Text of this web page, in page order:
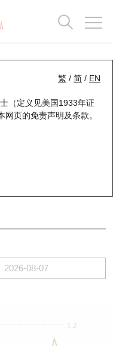
繁 / 简 / EN
（定义见美国1933年证
网页的免责声明及条款。
交易所
1.2